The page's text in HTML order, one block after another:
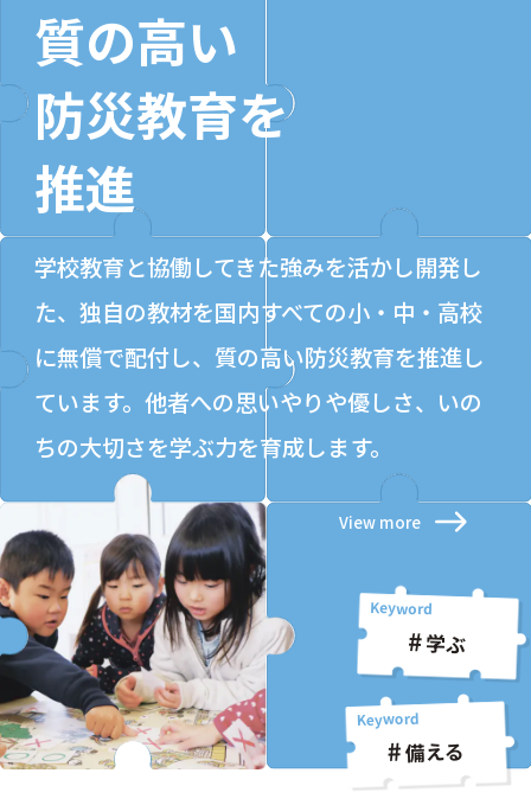
質の高い
防災教育を
推進
学校教育と協働してきた強みを活かし開発し
た、独自の教材を国内すべての小・中・高校
に無償で配付し、質の高い防災教育を推進し
ています。他者への思いやりや優しさ、いの
ちの大切さを学ぶ力を育成します。
View more
学ぶ
備える